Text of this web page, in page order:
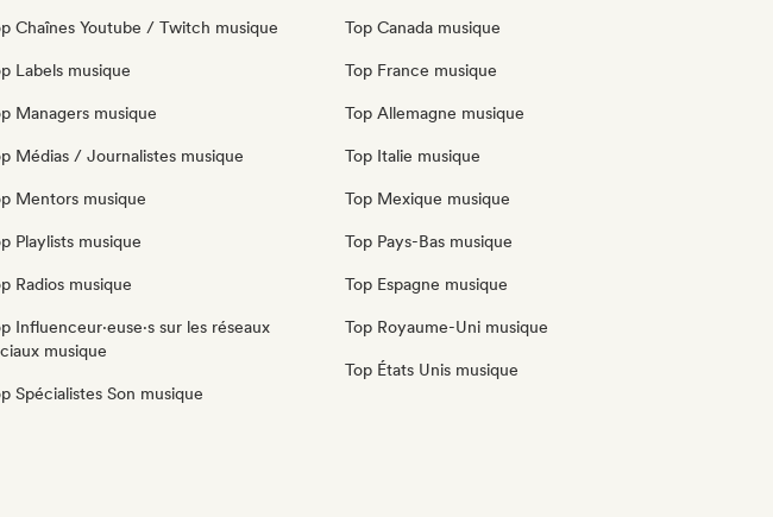
Chaînes Youtube / Twitch musique
Labels musique
Managers musique
Médias / Journalistes musique
Mentors musique
Playlists musique
Radios musique
Influenceur·euse·s sur les réseaux
musique
Spécialistes Son musique
Top Canada musique
Top France musique
Top Allemagne musique
Top Italie musique
Top Mexique musique
Top Pays-Bas musique
Top Espagne musique
Top Royaume-Uni musique
Top États Unis musique